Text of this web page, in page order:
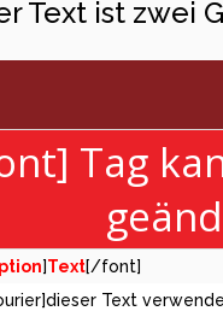
Text ist zwei
Tag
]Text[/font]
Text